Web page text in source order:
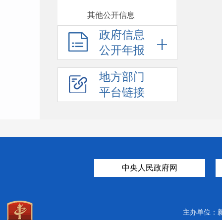
其他公开信息
政府信息
公开年报
地方部门
平台链接
中央人民政府网
主办单位：